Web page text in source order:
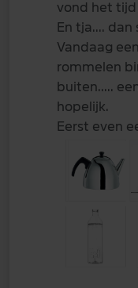
vond het
En tja....
Vandaag
rommelen
buiten.....
hopelijk.
Eerst even